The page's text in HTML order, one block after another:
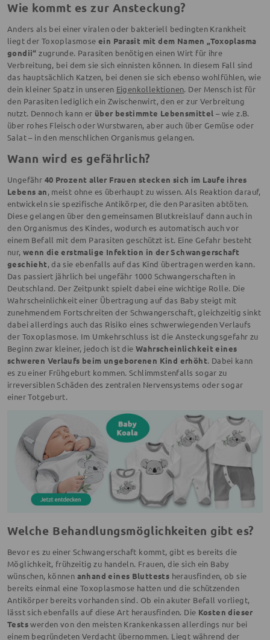
Wie kommt es zur Ansteckung?
Anders als bei einer viralen oder bakteriell bedingten Krankheit
liegt der Toxoplasmose ein Parasit mit dem Namen „Toxoplasma
gondii“ zugrunde. Parasiten benötigen einen Wirt für ihre
Verbreitung, bei dem sie sich einnisten können. In diesem Fall sind
das hauptsächlich Katzen, bei denen sie sich ebenso wohlfühlen, wie
dein kleiner Spatz in unseren Eigenkollektionen. Der Mensch ist für
den Parasiten lediglich ein Zwischenwirt, den er zur Verbreitung
nutzt. Dennoch kann er über bestimmte Lebensmittel – wie z.B.
über rohes Fleisch oder Wurstwaren, aber auch über Gemüse oder
Salat – in den menschlichen Organismus gelangen.
Wann wird es gefährlich?
Ungefähr 40 Prozent aller Frauen stecken sich im Laufe ihres
Lebens an, meist ohne es überhaupt zu wissen. Als Reaktion darauf,
entwickeln sie spezifische Antikörper, die den Parasiten abtöten.
Diese gelangen über den gemeinsamen Blutkreislauf dann auch in
den Organismus des Kindes, wodurch es automatisch auch vor
einem Befall mit dem Parasiten geschützt ist. Eine Gefahr besteht
nur, wenn die erstmalige Infektion in der Schwangerschaft
geschieht, da sie ebenfalls auf das Kind übertragen werden kann.
Das passiert jährlich bei ungefähr 1000 Schwangerschaften in
Deutschland. Der Zeitpunkt spielt dabei eine wichtige Rolle. Die
Wahrscheinlichkeit einer Übertragung auf das Baby steigt mit
zunehmendem Fortschreiten der Schwangerschaft, gleichzeitig sinkt
dabei allerdings auch das Risiko eines schwerwiegenden Verlaufs
der Toxoplasmose. Im Umkehrschluss ist die Ansteckungsgefahr zu
Beginn zwar kleiner, jedoch ist dieWahrscheinlichkeit eines
schweren Verlaufs beim ungeborenen Kind erhöht. Dabei kann
es zu einer Frühgeburt kommen. Schlimmstenfalls sogar zu
irreversiblen Schäden des zentralen Nervensystems oder sogar
einer Totgeburt.
Welche Behandlungsmöglichkeiten gibt es?
Bevor es zu einer Schwangerschaft kommt, gibt es bereits die
Möglichkeit, frühzeitig zu handeln. Frauen, die sich ein Baby
wünschen, können anhand eines Bluttests herausfinden, ob sie
bereits einmal eine Toxoplasmose hatten und die schützenden
Antikörper bereits vorhanden sind. Ob ein akuter Befall vorliegt,
lässt sich ebenfalls auf diese Art herausfinden. Die Kosten dieser
Testswerden von den meisten Krankenkassen allerdings nur bei
einem begründeten Verdacht übernommen. Liegt während der